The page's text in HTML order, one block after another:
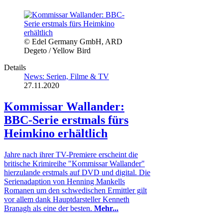
© Edel Germany GmbH, ARD
Degeto / Yellow Bird
Details
News: Serien, Filme & TV
27.11.2020
Kommissar Wallander:
BBC-Serie erstmals fürs
Heimkino erhältlich
Jahre nach ihrer TV-Premiere erscheint die
britische Krimireihe "Kommissar Wallander"
hierzulande erstmals auf DVD und digital. Die
Serienadaption von Henning Mankells
Romanen um den schwedischen Ermittler gilt
vor allem dank Hauptdarsteller Kenneth
Branagh als eine der besten. Mehr...